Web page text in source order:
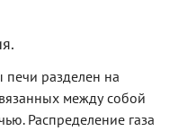
печи разделен на
между собой
Распределение газа